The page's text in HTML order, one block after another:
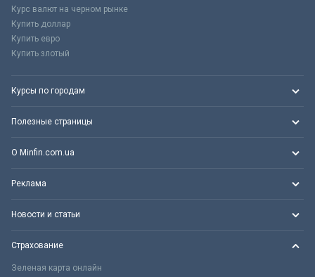
Курс валют на черном рынке
Купить доллар
Купить евро
Купить злотый
Курсы по городам
Полезные страницы
О Minfin.com.ua
Реклама
Новости и статьи
Страхование
Зеленая карта онлайн